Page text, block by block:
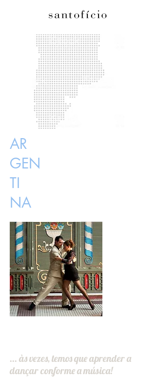
AR
GEN
TI
NA
... às vezes, temos que aprender a
dançar conforme a música!